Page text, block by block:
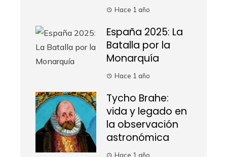
Hace 1 año
España 2025: La
Batalla por la
Monarquía
Hace 1 año
Tycho Brahe:
vida y legado en
la observación
astronómica
Hace 1 año